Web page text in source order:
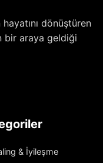
dönüştüren
bir araya geldiği
& İyileşme